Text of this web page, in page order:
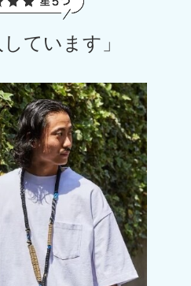
しています」